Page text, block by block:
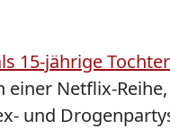
15-jährige Tochter
einer Netflix-
und